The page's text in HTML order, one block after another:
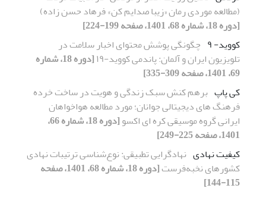
(مطالعه موردی رمان «زیبا صدایم کن» فرهاد حسن زاده)
[دوره 18، شماره 68، 1401، صفحه 199-224]
کووید- ۹
چگونگی پوشش محتوای اخبار سلامت در
تلویزیون ایران و آلمان: پاندمی کووید-۱۹
[دوره 18، شماره
69، 1401، صفحه 309-335]
کی پاپ برهم کنش سبک زندگی و هویت در ساخت خرده
فرهنگ های دیجیتالی جوانان؛ مورد مطالعه هواخواهان
ایرانی گروه موسیقی کره ای اکسو
[دوره 18، شماره 66،
1401، صفحه 225-249]
کیفیت نهادی نهادگرایی تطبیقی: نوع‌شناسی ترتیبات نهادی
کشورهای نخبه‌فرست
[دوره 18، شماره 68، 1401، صفحه
115-144]